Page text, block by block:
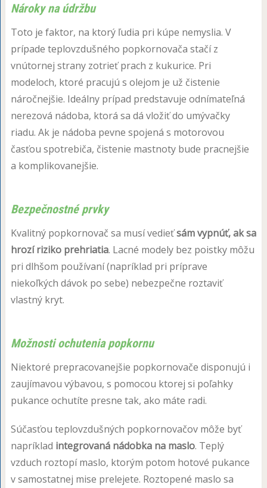
Nároky na údržbu
Toto je faktor, na ktorý ľudia pri kúpe nemyslia. V
prípade teplovzdušného popkornovača stačí z
vnútornej strany zotrieť prach z kukurice. Pri
modeloch, ktoré pracujú s olejom je už čistenie
náročnejšie. Ideálny prípad predstavuje odnímateľná
nerezová nádoba, ktorá sa dá vložiť do umývačky
riadu. Ak je nádoba pevne spojená s motorovou
časťou spotrebiča, čistenie mastnoty bude pracnejšie
a komplikovanejšie.
Bezpečnostné prvky
Kvalitný popkornovač sa musí vedieťsám vypnúť, ak sa
hrozí riziko prehriatia. Lacné modely bez poistky môžu
pri dlhšom používaní (napríklad pri príprave
niekoľkých dávok po sebe) nebezpečne roztaviť
vlastný kryt.
Možnosti ochutenia popkornu
Niektoré prepracovanejšie popkornovače disponujú i
zaujímavou výbavou, s pomocou ktorej si poľahky
pukance ochutíte presne tak, ako máte radi.
Súčasťou teplovzdušných popkornovačov môže byť
napríklad integrovaná nádobka na maslo. Teplý
vzduch roztopí maslo, ktorým potom hotové pukance
v samostatnej mise prelejete. Roztopené maslo sa